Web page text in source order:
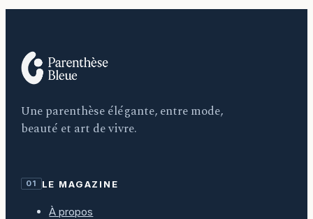
Une parenthèse élégante, entre mode,
beauté et art de vivre.
01 LE MAGAZINE
À propos